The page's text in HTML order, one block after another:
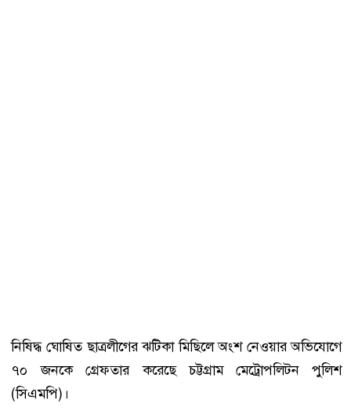
নিষিদ্ধ ঘোষিত ছাত্রলীগের ঝটিকা মিছিলে অংশ নেওয়ার অভিযোগে
৭০ জনকে গ্রেফতার করেছে চট্টগ্রাম মেট্রোপলিটন পুলিশ
(সিএমপি)।